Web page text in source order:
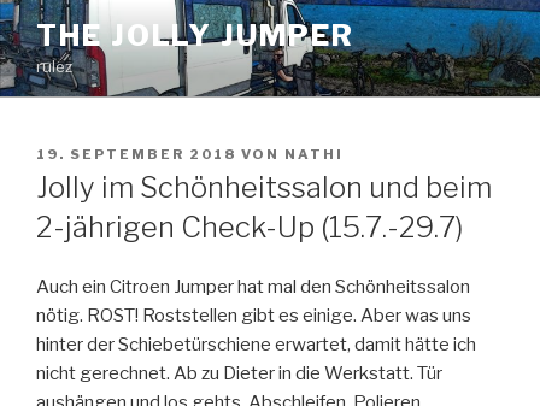
Zum
Inhalt
springen
THE JOLLY JUMPER
rulez
VERÖFFENTLICHT
AM
19. SEPTEMBER 2018 VON NATHI
Jolly im Schönheitssalon und beim
2-jährigen Check-Up (15.7.-29.7)
Auch ein Citroen Jumper hat mal den Schönheitssalon
nötig. ROST! Roststellen gibt es einige. Aber was uns
hinter der Schiebetürschiene erwartet, damit hätte ich
nicht gerechnet. Ab zu Dieter in die Werkstatt. Tür